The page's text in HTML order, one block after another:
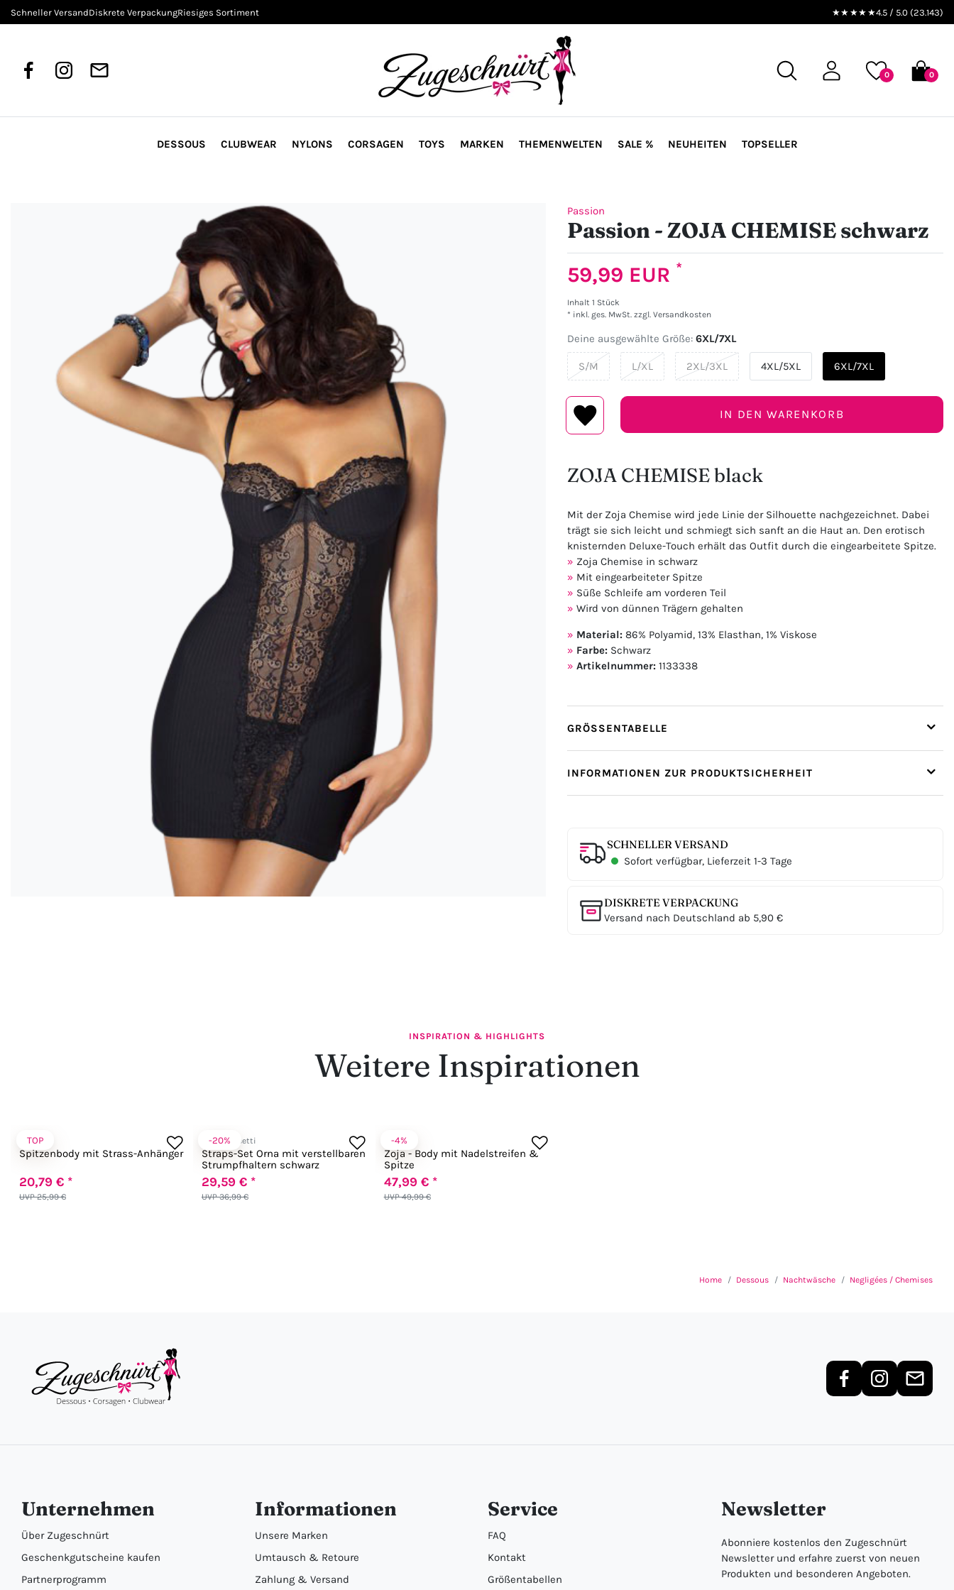
Schneller VersandDiskrete VerpackungRiesiges Sortiment ★★★★★4.5 / 5.0 (23.143)
0 0
DESSOUS CLUBWEAR NYLONS CORSAGEN TOYS MARKEN THEMENWELTEN SALE % NEUHEITEN TOPSELLER
Passion
Passion - ZOJA CHEMISE schwarz
59,99 EUR *
Inhalt 1 Stück
* inkl. ges. MwSt. zzgl. Versandkosten
Deine ausgewählte Größe: 6XL/7XL
S/M L/XL 2XL/3XL 4XL/5XL 6XL/7XL
IN DEN WARENKORB
ZOJA CHEMISE black
Mit der Zoja Chemise wird jede Linie der Silhouette nachgezeichnet. Dabei
trägt sie sich leicht und schmiegt sich sanft an die Haut an. Den erotisch
knisternden Deluxe-Touch erhält das Outfit durch die eingearbeitete Spitze.
Zoja Chemise in schwarz
Mit eingearbeiteter Spitze
Süße Schleife am vorderen Teil
Wird von dünnen Trägern gehalten
Material: 86% Polyamid, 13% Elasthan, 1% Viskose
Farbe: Schwarz
Artikelnummer: 1133338
GRÖSSENTABELLE
INFORMATIONEN ZUR PRODUKTSICHERHEIT
SCHNELLER VERSAND
Sofort verfügbar, Lieferzeit 1-3 Tage
DISKRETE VERPACKUNG
Versand nach Deutschland ab 5,90 €
INSPIRATION & HIGHLIGHTS
Weitere Inspirationen
TOP
Chilirose
Spitzenbody mit Strass-Anhänger
UVP 25,99 €
20,79 € *
-20%
LivCo Corsetti
Straps-Set Orna mit verstellbaren
Strumpfhaltern schwarz
UVP 36,99 €
29,59 € *
-4%
Passion
Zoja - Body mit Nadelstreifen &
Spitze
UVP 49,99 €
47,99 € *
Home Dessous Nachtwäsche Negligées / Chemises
Unternehmen
Über Zugeschnürt
Geschenkgutscheine kaufen
Partnerprogramm
Informationen
Unsere Marken
Umtausch & Retoure
Zahlung & Versand
Service
FAQ
Kontakt
Größentabellen
Newsletter
Abonniere kostenlos den Zugeschnürt
Newsletter und erfahre zuerst von neuen
Produkten und besonderen Angeboten.